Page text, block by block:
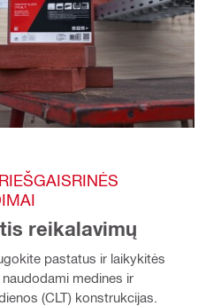
reikalavimų
pastatus ir laikykitės
medines ir
(CLT) konstrukcijas.